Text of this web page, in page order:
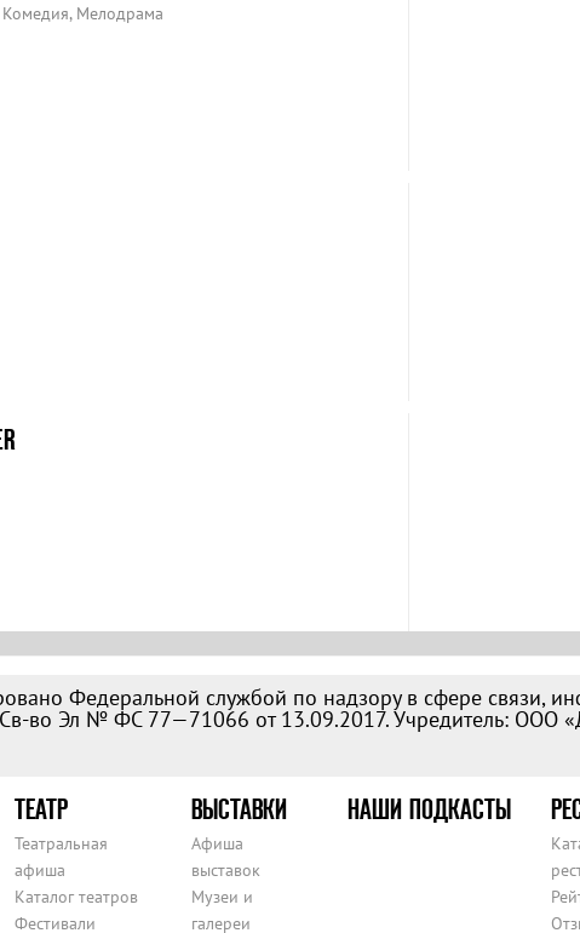
Мелодрама
Федеральной службой по надзору в сфере связи,
во Эл № ФС 77—71066 от 13.09.2017. Учредитель: ООО
ТЕАТР
Театральная
афиша
Каталог театров
Фестивали
ВЫСТАВКИ
Афиша
выставок
Музеи и
галереи
НАШИ ПОДКАСТЫ